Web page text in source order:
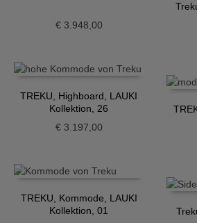
€3.948,00
TREKU, Highboard, LAUKI
Kollektion, 26
€3.197,00
TREKU, Kommode, LAUKI
Kollektion, 01